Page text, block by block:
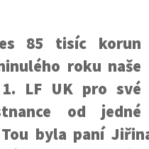
85 tisíc korun
roku naše
LF UK pro své
od jedné
byla paní